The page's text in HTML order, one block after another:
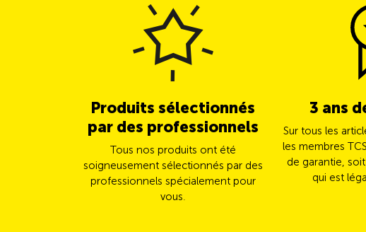
Produits sélectionnés
par des professionnels
Tous nos produits ont été
soigneusement sélectionnés par des
professionnels spécialement pour
vous.
3 ans
Sur tous les
les membres
de garantie,
qui est